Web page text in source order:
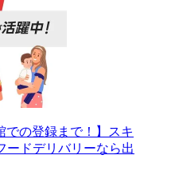
での登録まで！】スキ
ードデリバリーなら出